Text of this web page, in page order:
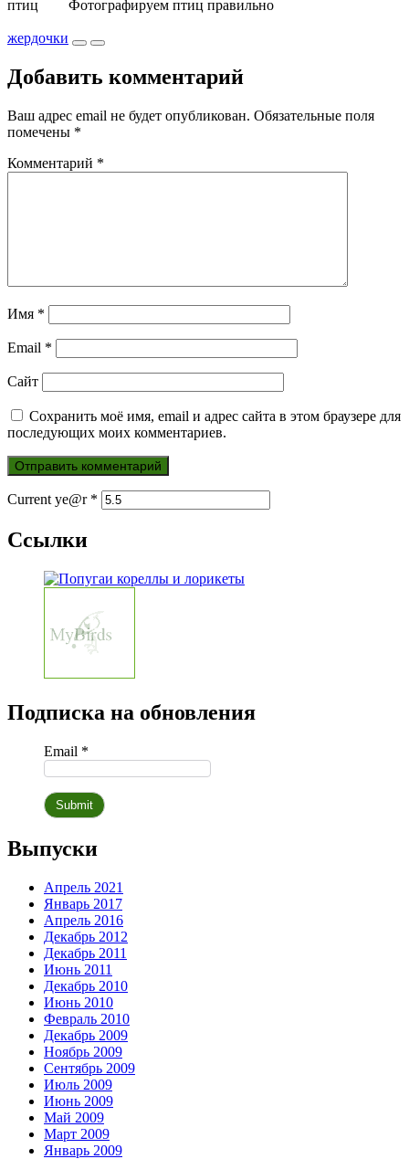
птиц Фотографируем птиц правильно
жердочки
Добавить комментарий
Ваш адрес email не будет опубликован. Обязательные поля
помечены *
Комментарий *
Имя *
Email *
Сайт
Сохранить моё имя, email и адрес сайта в этом браузере для
последующих моих комментариев.
Current ye@r *
Ссылки
Подписка на обновления
Email *
Выпуски
Апрель 2021
Январь 2017
Апрель 2016
Декабрь 2012
Декабрь 2011
Июнь 2011
Декабрь 2010
Июнь 2010
Февраль 2010
Декабрь 2009
Ноябрь 2009
Сентябрь 2009
Июль 2009
Июнь 2009
Май 2009
Март 2009
Январь 2009